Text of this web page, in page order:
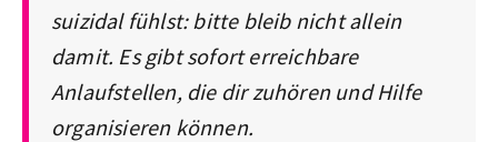
suizidal fühlst: bitte bleib nicht allein
damit. Es gibt sofort erreichbare
Anlaufstellen, die dir zuhören und Hilfe
organisieren können.